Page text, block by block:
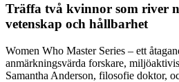
Träffa två kvinnor som river
vetenskap och hållbarhet
Women Who Master Series – ett
anmärkningsvärda forskare,
Samantha Anderson, filosofie doktor,